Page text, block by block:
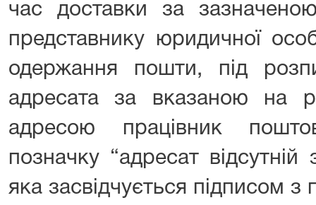
час доставки за
представнику юридичної
одержання пошти, під
адресата за вказаною на
адресою працівник
позначку “адресат
яка засвідчується підписом з